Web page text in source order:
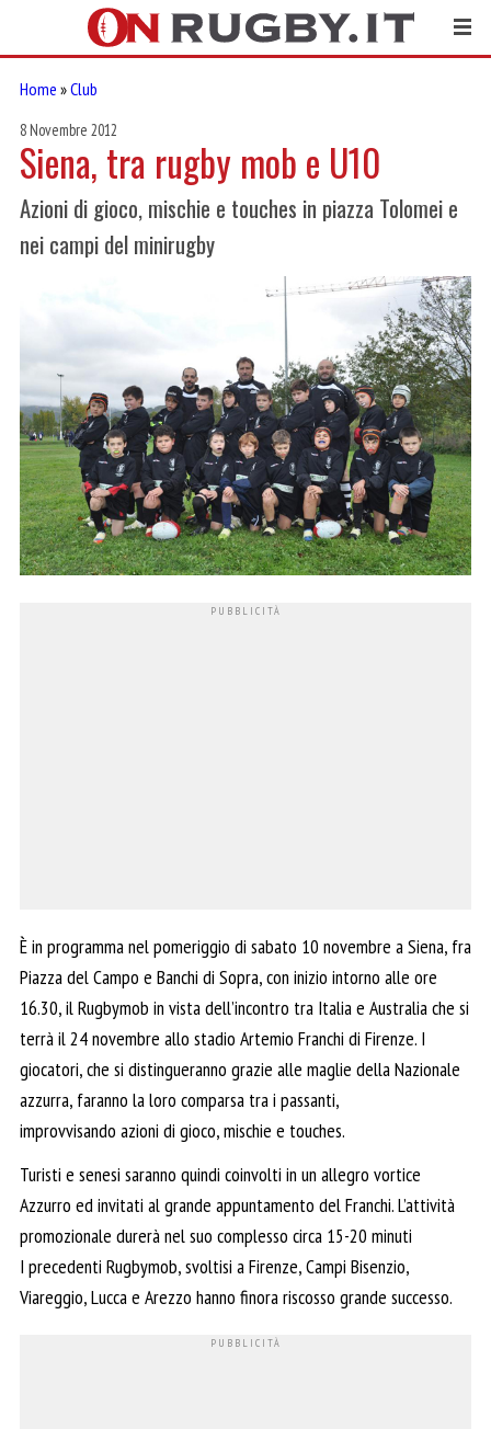
Home »Club
8 Novembre 2012
Siena, tra rugby mob e U10
Azioni di gioco, mischie e touches in piazza Tolomei e
nei campi del minirugby
È in programma nel pomeriggio di sabato 10 novembre a Siena, fra
Piazza del Campo e Banchi di Sopra, con inizio intorno alle ore
16.30, il Rugbymob in vista dell’incontro tra Italia e Australia che si
terrà il 24 novembre allo stadio Artemio Franchi di Firenze. I
giocatori, che si distingueranno grazie alle maglie della Nazionale
azzurra, faranno la loro comparsa tra i passanti,
improvvisando azioni di gioco, mischie e touches.
Turisti e senesi saranno quindi coinvolti in un allegro vortice
Azzurro ed invitati al grande appuntamento del Franchi. L’attività
promozionale durerà nel suo complesso circa 15-20 minuti
I precedenti Rugbymob, svoltisi a Firenze, Campi Bisenzio,
Viareggio, Lucca e Arezzo hanno finora riscosso grande successo.